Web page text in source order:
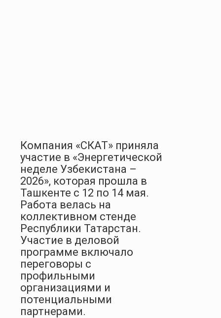
Компания «СКАТ» приняла
участие в «Энергетической
неделе Узбекистана –
2026», которая прошла в
Ташкенте с 12 по 14 мая.
Работа велась на
коллективном стенде
Республики Татарстан.
Участие в деловой
программе включало
переговоры с
профильными
организациями и
потенциальными
партнерами.